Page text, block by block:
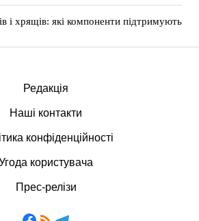
і хрящів: які компоненти підтримують
Редакція
Наші контакти
конфіденційності
користувача
Прес-релізи